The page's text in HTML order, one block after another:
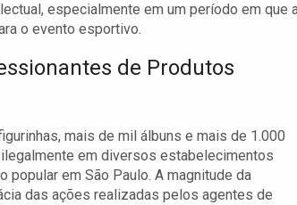
especialmente em um período em que
o evento esportivo.
de Produtos
mais de mil álbuns e mais de 1.000
em diversos estabelecimentos
em São Paulo. A magnitude da
das ações realizadas pelos agentes de